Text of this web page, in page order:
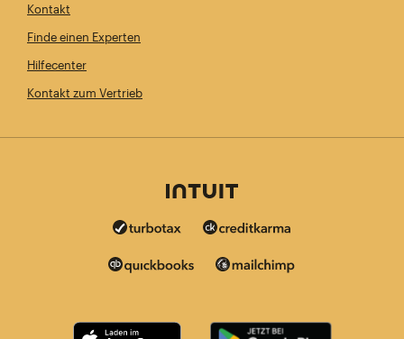
Kontakt
Finde einen Experten
Hilfecenter
Kontakt zum Vertrieb